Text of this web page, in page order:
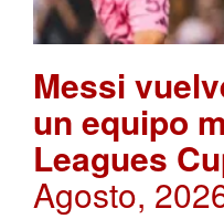
Messi
un equipo
Leagues
Agosto,